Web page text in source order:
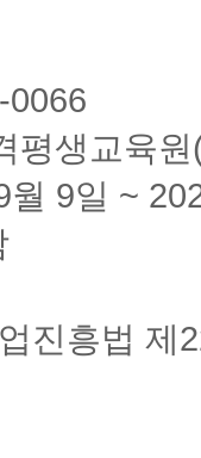
0066
평생교육
9일 ~
진흥법 제